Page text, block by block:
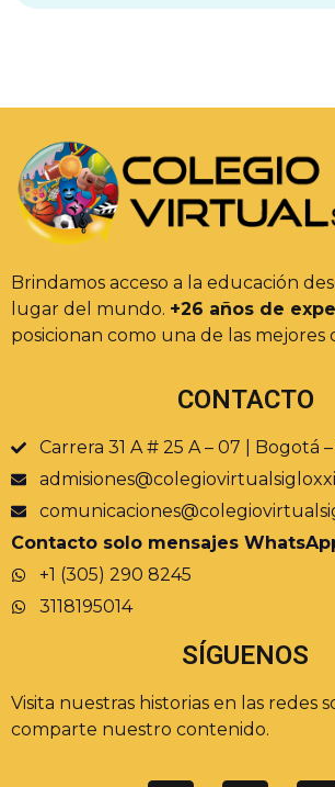
Brindamos acceso a la educación
lugar del mundo. +26 años de
posicionan como una de las mejores
CONTACTO
Carrera 31 A # 25 A – 07 | Bogotá
Contacto solo mensajes
+1 (305) 290 8245
3118195014
SÍGUENOS
Visita nuestras historias en las redes
comparte nuestro contenido.